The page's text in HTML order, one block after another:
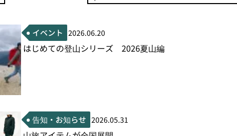
イベント 2026.06.20
はじめての登山シリーズ 2026夏山編
告知・お知らせ 2026.05.31